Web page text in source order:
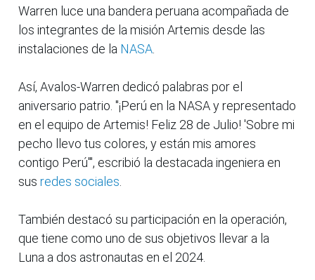
Warren luce una bandera peruana acompañada de
los integrantes de la misión Artemis desde las
instalaciones de la NASA
Así, Avalos-Warren dedicó palabras por el
aniversario patrio. "¡Perú en la NASA y representado
en el equipo de Artemis! Feliz 28 de Julio! 'Sobre mi
pecho llevo tus colores, y están mis amores
contigo Perú'", escribió la destacada ingeniera en
sus redes sociales
También destacó su participación en la operación,
que tiene como uno de sus objetivos llevar a la
Luna a dos astronautas en el 2024.